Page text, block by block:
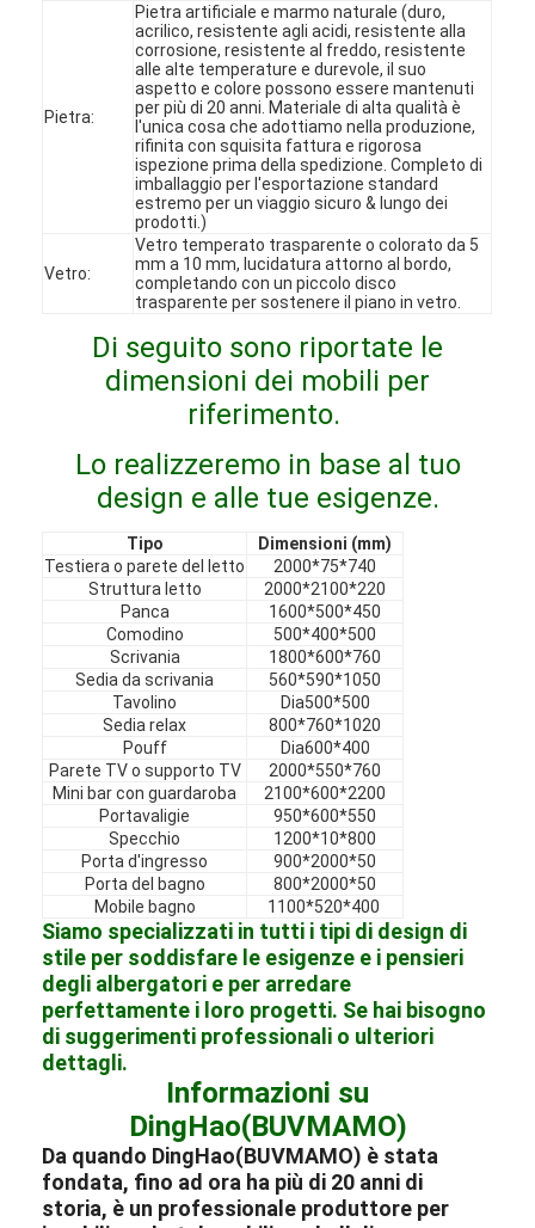
Video
Spettacolo VR
Visita alla fabbrica
Controllo Qualità
Contattaci
Casi
Domande frequenti
Ora chiacchieri
Mobili in hotel
Arredamento per ville
Arredamento per appartamenti
Arredamento per club commerciali
Mobili per sala da pranzo
Mobili per ufficio
Arredamento fisso
Mobile imbottito
Pietra:
Pietra artificiale e marmo naturale (duro,
acrilico, resistente agli acidi, resistente alla
corrosione, resistente al freddo, resistente
alle alte temperature e durevole, il suo
aspetto e colore possono essere mantenuti
per più di 20 anni. Materiale di alta qualità è
l'unica cosa che adottiamo nella produzione,
rifinita con squisita fattura e rigorosa
ispezione prima della spedizione. Completo di
imballaggio per l'esportazione standard
estremo per un viaggio sicuro & lungo dei
prodotti.)
Vetro:
Vetro temperato trasparente o colorato da 5
mm a 10 mm, lucidatura attorno al bordo,
completando con un piccolo disco
trasparente per sostenere il piano in vetro.
Di seguito sono riportate le
dimensioni dei mobili per
riferimento.
Lo realizzeremo in base al tuo
design e alle tue esigenze.
Tipo
Dimensioni (mm)
Testiera o parete del letto
2000*75*740
Struttura letto
2000*2100*220
Panca
1600*500*450
Comodino
500*400*500
Scrivania
1800*600*760
Sedia da scrivania
560*590*1050
Tavolino
Dia500*500
Sedia relax
800*760*1020
Pouff
Dia600*400
Parete TV o supporto TV
2000*550*760
Mini bar con guardaroba
2100*600*2200
Portavaligie
950*600*550
Specchio
1200*10*800
Porta d'ingresso
900*2000*50
Porta del bagno
800*2000*50
Mobile bagno
1100*520*400
Siamo specializzati in tutti i tipi di design di
stile per soddisfare le esigenze e i pensieri
degli albergatori e per arredare
perfettamente i loro progetti. Se hai bisogno
di suggerimenti professionali o ulteriori
dettagli.
Informazioni su
DingHao(BUVMAMO)
Da quando DingHao(BUVMAMO) è stata
fondata, fino ad ora ha più di 20 anni di
storia, è un professionale produttore per